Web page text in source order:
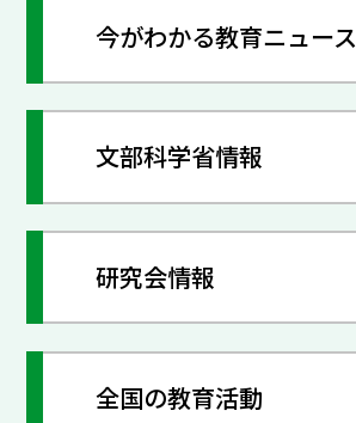
今がわかる教育ニュース
文部科学省情報
研究会情報
全国の教育活動